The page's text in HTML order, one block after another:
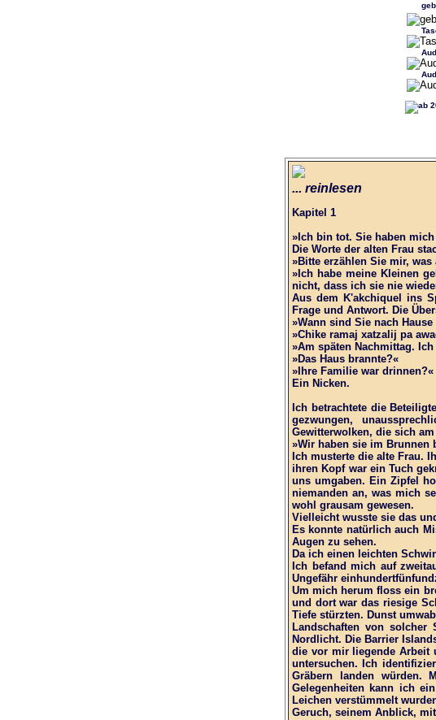
... reinlesen
Kapitel 1
»Ich bin tot. Sie haben
Die Worte der alten Frau
»Bitte erzählen Sie mir,
»Ich habe meine Kleinen
nicht, dass ich sie nie
Aus dem K'akchiquel ins
Frage und Antwort. Die
»Wann sind Sie nach
»Chike ramaj xatzalij pa
»Am späten Nachmittag.
»Das Haus brannte?«
»Ihre Familie war drinnen?«
Ein Nicken.
Ich betrachtete die
gezwungen,
Gewitterwolken, die sich
»Wir haben sie im Brunnen
Ich musterte die alte Frau.
ihren Kopf war ein Tuch
uns umgaben. Ein Zipfel
niemanden an, was mich
wohl grausam gewesen.
Vielleicht wusste sie das
Es konnte natürlich auch
Augen zu sehen.
Da ich einen leichten
Ich befand mich auf
Ungefähr
Um mich herum floss ein
und dort war das riesige
Tiefe stürzten. Dunst
Landschaften von
Nordlicht. Die Barrier
die vor mir liegende Arbeit
untersuchen. Ich
Gräbern landen würden.
Gelegenheiten kann ich
Leichen verstümmelt
Geruch, seinem Anblick,